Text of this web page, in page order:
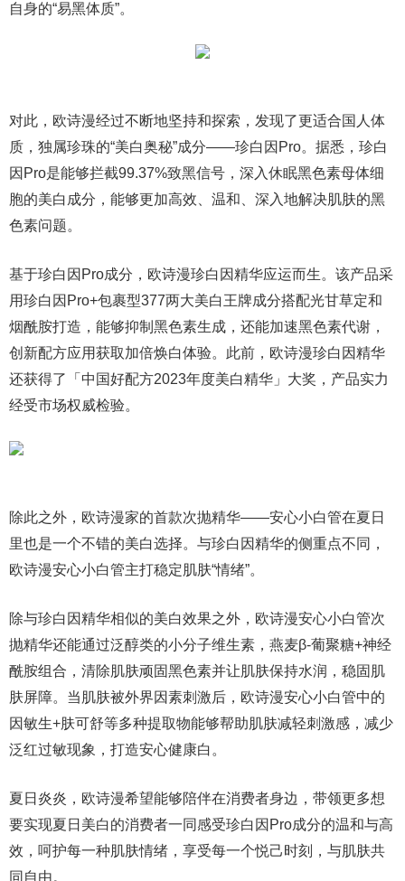
自身的“易黑体质”。
对此，欧诗漫经过不断地坚持和探索，发现了更适合国人体
质，独属珍珠的“美白奥秘”成分——珍白因Pro。据悉，珍白
因Pro是能够拦截99.37%致黑信号，深入休眠黑色素母体细
胞的美白成分，能够更加高效、温和、深入地解决肌肤的黑
色素问题。
基于珍白因Pro成分，欧诗漫珍白因精华应运而生。该产品采
用珍白因Pro+包裹型377两大美白王牌成分搭配光甘草定和
烟酰胺打造，能够抑制黑色素生成，还能加速黑色素代谢，
创新配方应用获取加倍焕白体验。此前，欧诗漫珍白因精华
还获得了「中国好配方2023年度美白精华」大奖，产品实力
经受市场权威检验。
除此之外，欧诗漫家的首款次抛精华——安心小白管在夏日
里也是一个不错的美白选择。与珍白因精华的侧重点不同，
欧诗漫安心小白管主打稳定肌肤“情绪”。
除与珍白因精华相似的美白效果之外，欧诗漫安心小白管次
抛精华还能通过泛醇类的小分子维生素，燕麦β-葡聚糖+神经
酰胺组合，清除肌肤顽固黑色素并让肌肤保持水润，稳固肌
肤屏障。当肌肤被外界因素刺激后，欧诗漫安心小白管中的
因敏生+肤可舒等多种提取物能够帮助肌肤减轻刺激感，减少
泛红过敏现象，打造安心健康白。
夏日炎炎，欧诗漫希望能够陪伴在消费者身边，带领更多想
要实现夏日美白的消费者一同感受珍白因Pro成分的温和与高
效，呵护每一种肌肤情绪，享受每一个悦己时刻，与肌肤共
同自由。